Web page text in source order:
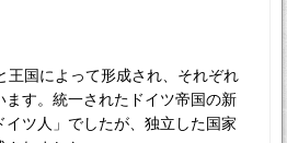
王国によって形成され、それぞれ
ます。統一されたドイツ帝国の新
イツ人」でしたが、独立した国家